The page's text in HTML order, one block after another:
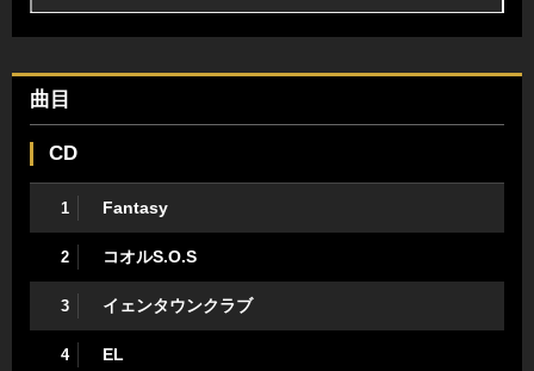
曲目
CD
1 Fantasy
2 コオルS.O.S
3 イェンタウンクラブ
4 EL